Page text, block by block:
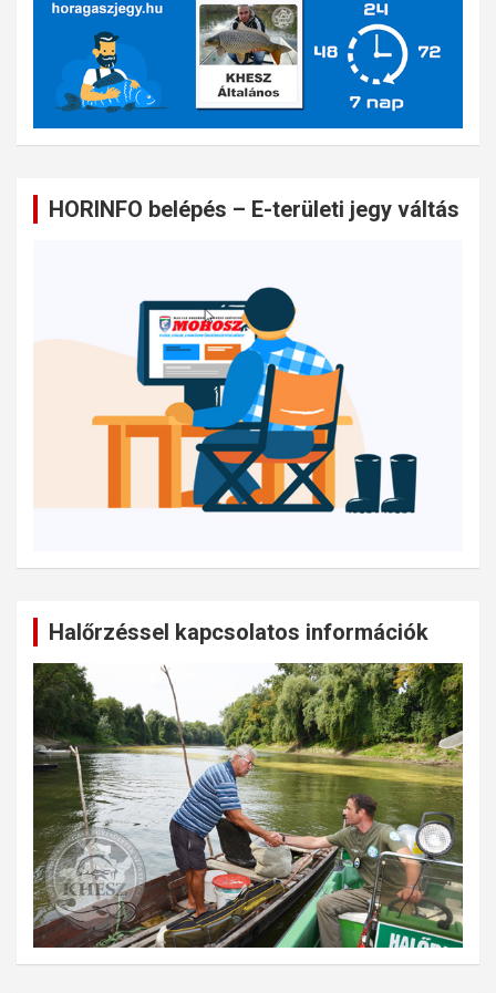
HORINFO belépés – E-területi jegy váltás
Halőrzéssel kapcsolatos információk